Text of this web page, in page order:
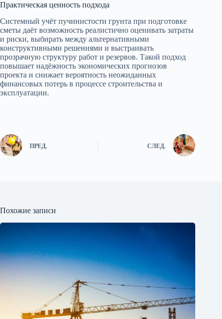
Практическая ценность подхода
Системный учёт пучинистости грунта при подготовке
сметы даёт возможность реалистично оценивать затраты
и риски, выбирать между альтернативными
конструктивными решениями и выстраивать
прозрачную структуру работ и резервов. Такой подход
повышает надёжность экономических прогнозов
проекта и снижает вероятность неожиданных
финансовых потерь в процессе строительства и
эксплуатации.
ПРЕД. СЛЕД.
Похожие записи